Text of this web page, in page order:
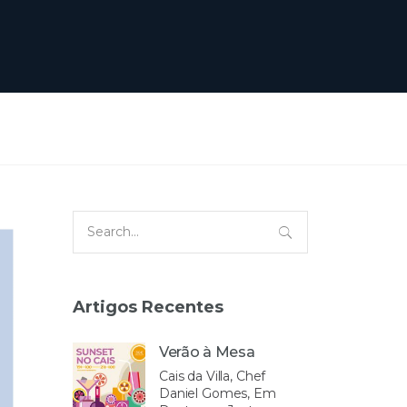
for:
Artigos Recentes
Verão à Mesa
Cais da Villa, Chef
Daniel Gomes, Em